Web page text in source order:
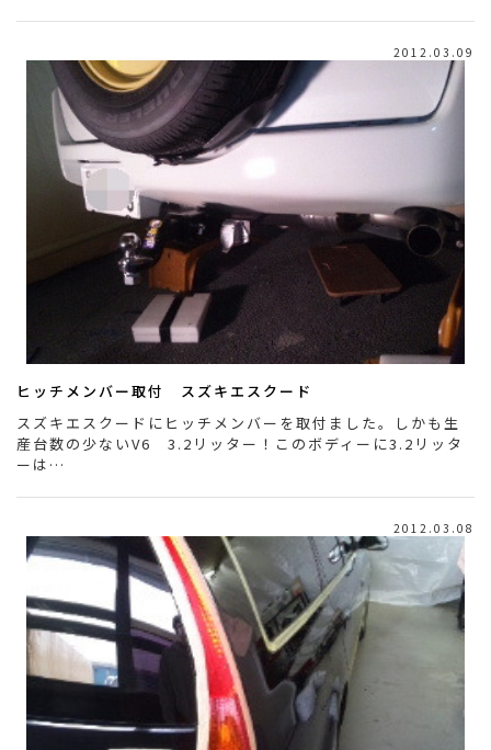
2012.03.09
ヒッチメンバー取付 スズキエスクード
スズキエスクードにヒッチメンバーを取付ました。しかも生
産台数の少ないV6 3.2リッター！このボディーに3.2リッタ
ーは…
2012.03.08